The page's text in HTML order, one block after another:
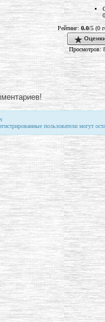
Рейтинг:0.0/5 (0
Просмотров:
пользователи могут